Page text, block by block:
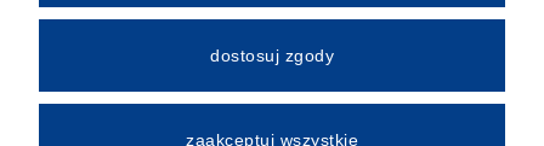
Numer konta bankowego
dostosuj zgody
zaakceptuj wszystkie